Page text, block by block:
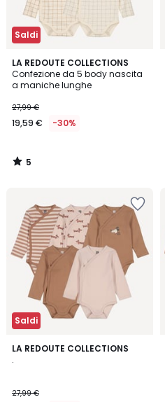
Saldi
LA REDOUTE COLLECTIONS
Confezione da 5 body nascita
a maniche lunghe
27,99 €
19,59 € -30%
5
/
5
5
/
Saldi
LA REDOUTE COLLECTIONS
.
27,99 €